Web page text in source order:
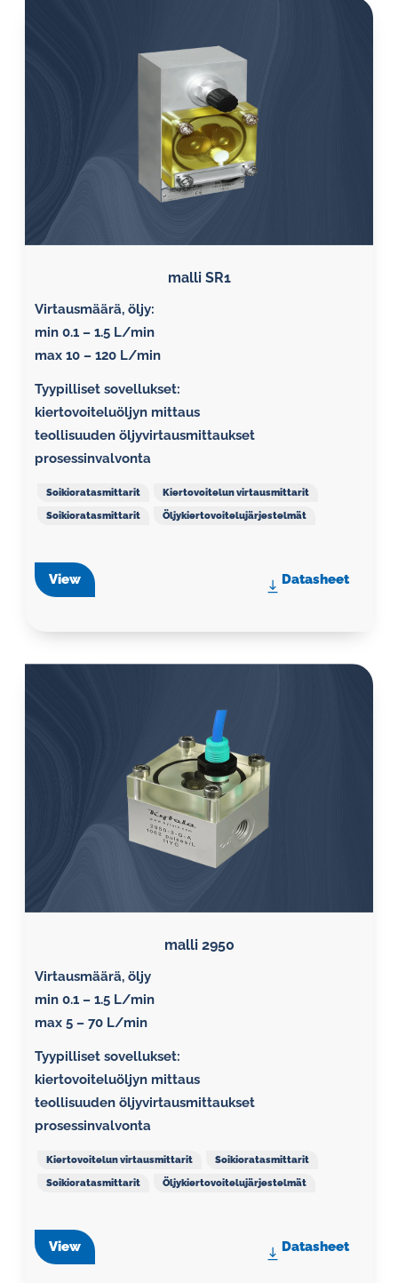
malli SR1
Virtausmäärä, öljy:
min 0.1 – 1.5 L/min
max 10 – 120 L/min
Tyypilliset sovellukset:
kiertovoiteluöljyn mittaus
teollisuuden öljyvirtausmittaukset
prosessinvalvonta
Soikioratasmittarit
Kiertovoitelun virtausmittarit
Soikioratasmittarit
Öljykiertovoitelujärjestelmät
View Datasheet
malli 2950
Virtausmäärä, öljy
min 0.1 – 1.5 L/min
max 5 – 70 L/min
Tyypilliset sovellukset:
kiertovoiteluöljyn mittaus
teollisuuden öljyvirtausmittaukset
prosessinvalvonta
Kiertovoitelun virtausmittarit
Soikioratasmittarit
Soikioratasmittarit
Öljykiertovoitelujärjestelmät
View Datasheet